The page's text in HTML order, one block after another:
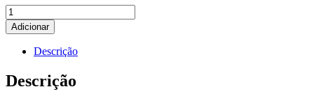
Adicionar
Descrição
Descrição